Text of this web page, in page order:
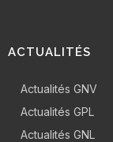
ACTUALITÉS
Actualités GNV
Actualités GPL
Actualités GNL